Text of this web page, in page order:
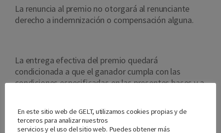
La renuncia al premio no otorgará al renunciante
derecho a indemnización o compensación alguna.
La entrega efectiva del premio quedará
condicionada a que el ganador cumpla con las
condiciones especificadas en las presentes bases y a
En este sitio web de GELT, utilizamos cookies propias y de
terceros para analizar nuestros
servicios y el uso del sitio web. Puedes obtener más